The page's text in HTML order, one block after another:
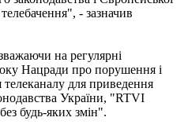
- зазначив
на регулярні
Нацради про порушення і
для приведення
України, "RTVI
будь-яких змін".